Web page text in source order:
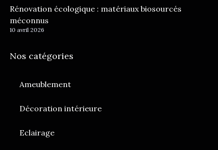
Rénovation écologique : matériaux biosourcés
méconnus
10 avril 2026
Nos catégories
Ameublement
Décoration intérieure
Eclairage